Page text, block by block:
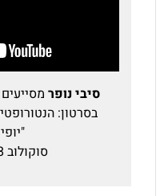
סיבי נופר
בסרטון:
סוקולוב 38 רמת השרון